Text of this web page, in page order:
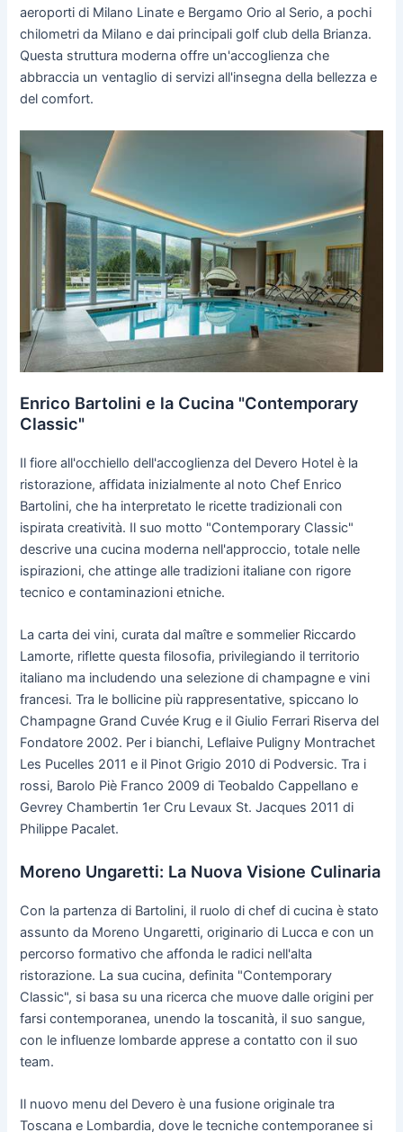
aeroporti di Milano Linate e Bergamo Orio al Serio, a pochi
chilometri da Milano e dai principali golf club della Brianza.
Questa struttura moderna offre un'accoglienza che
abbraccia un ventaglio di servizi all'insegna della bellezza e
del comfort.
Enrico Bartolini e la Cucina "Contemporary
Classic"
Il fiore all'occhiello dell'accoglienza del Devero Hotel è la
ristorazione, affidata inizialmente al noto Chef Enrico
Bartolini, che ha interpretato le ricette tradizionali con
ispirata creatività. Il suo motto "Contemporary Classic"
descrive una cucina moderna nell'approccio, totale nelle
ispirazioni, che attinge alle tradizioni italiane con rigore
tecnico e contaminazioni etniche.
La carta dei vini, curata dal maître e sommelier Riccardo
Lamorte, riflette questa filosofia, privilegiando il territorio
italiano ma includendo una selezione di champagne e vini
francesi. Tra le bollicine più rappresentative, spiccano lo
Champagne Grand Cuvée Krug e il Giulio Ferrari Riserva del
Fondatore 2002. Per i bianchi, Leflaive Puligny Montrachet
Les Pucelles 2011 e il Pinot Grigio 2010 di Podversic. Tra i
rossi, Barolo Piè Franco 2009 di Teobaldo Cappellano e
Gevrey Chambertin 1er Cru Levaux St. Jacques 2011 di
Philippe Pacalet.
Moreno Ungaretti: La Nuova Visione Culinaria
Con la partenza di Bartolini, il ruolo di chef di cucina è stato
assunto da Moreno Ungaretti, originario di Lucca e con un
percorso formativo che affonda le radici nell'alta
ristorazione. La sua cucina, definita "Contemporary
Classic", si basa su una ricerca che muove dalle origini per
farsi contemporanea, unendo la toscanità, il suo sangue,
con le influenze lombarde apprese a contatto con il suo
team.
Il nuovo menu del Devero è una fusione originale tra
Toscana e Lombardia, dove le tecniche contemporanee si